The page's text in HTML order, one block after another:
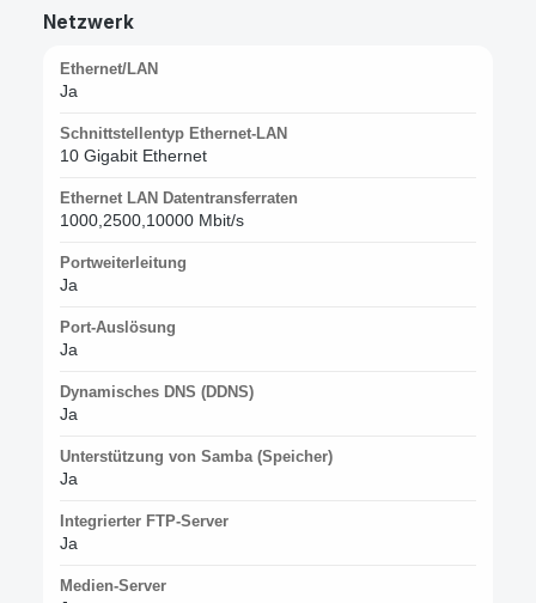
Netzwerk
Ethernet/LAN
Ja
Schnittstellentyp Ethernet-LAN
10 Gigabit Ethernet
Ethernet LAN Datentransferraten
1000,2500,10000 Mbit/s
Portweiterleitung
Ja
Port-Auslösung
Ja
Dynamisches DNS (DDNS)
Ja
Unterstützung von Samba (Speicher)
Ja
Integrierter FTP-Server
Ja
Medien-Server